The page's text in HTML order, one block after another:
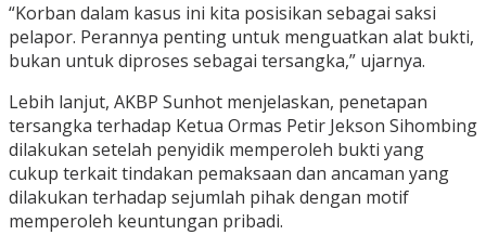
“Korban dalam kasus ini kita posisikan sebagai saksi
pelapor. Perannya penting untuk menguatkan alat bukti,
bukan untuk diproses sebagai tersangka,” ujarnya.
Lebih lanjut, AKBP Sunhot menjelaskan, penetapan
tersangka terhadap Ketua Ormas Petir Jekson Sihombing
dilakukan setelah penyidik memperoleh bukti yang
cukup terkait tindakan pemaksaan dan ancaman yang
dilakukan terhadap sejumlah pihak dengan motif
memperoleh keuntungan pribadi.